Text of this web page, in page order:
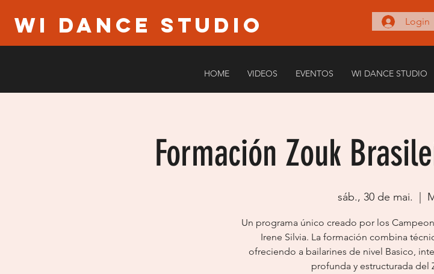
WI Dance Studio Login
HOME VIDEOS EVENTOS WI DANCE STUDIO
Formación Zouk
sáb., 30 de mai.
Un programa único creado por los
Irene Silvia. La formación combina
ofreciendo a bailarines de nivel Basico,
profunda y estructurada del